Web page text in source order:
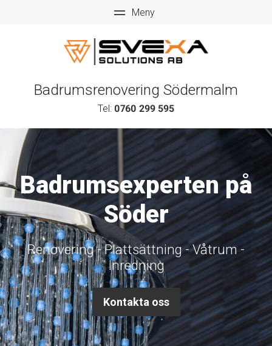
Badrumsrenovering Södermalm
Tel: 0760 299 595
Badrumsexperten på
Söder
Renovering - Plattsättning - Våtrum -
Inredning
Kontakta oss